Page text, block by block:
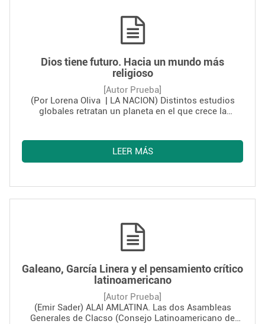
Channel.
Dios tiene futuro. Hacia un mundo más
religioso
[Autor Prueba]
(Por Lorena Oliva | LA NACION) Distintos estudios
globales retratan un planeta en el que crece la
Demografía, sociología y política de un fenómeno a
menudo subestimado, que desafía la convivencia
internacional
LEER MÁS
Galeano, García Linera y el pensamiento crítico
latinoamericano
[Autor Prueba]
(Emir Sader) ALAI AMLATINA. Las dos Asambleas
Generales de Clacso (Consejo Latinoamericano de